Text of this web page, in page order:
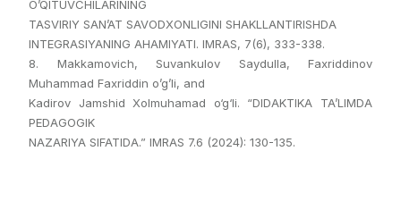
O’QITUVCHILARINING
TASVIRIY SAN’AT SAVODXONLIGINI SHAKLLANTIRISHDA
INTEGRASIYANING AHAMIYATI. IMRAS, 7(6), 333-338.
8. Makkamovich, Suvankulov Saydulla, Faxriddinov
Muhammad Faxriddin o’g’li, and
Kadirov Jamshid Xolmuhamad o‘g‘li. “DIDAKTIKA TA’LIMDA
PEDAGOGIK
NAZARIYA SIFATIDA.” IMRAS 7.6 (2024): 130-135.